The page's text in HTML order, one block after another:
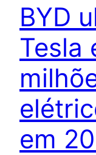
BYD
Tesla
em